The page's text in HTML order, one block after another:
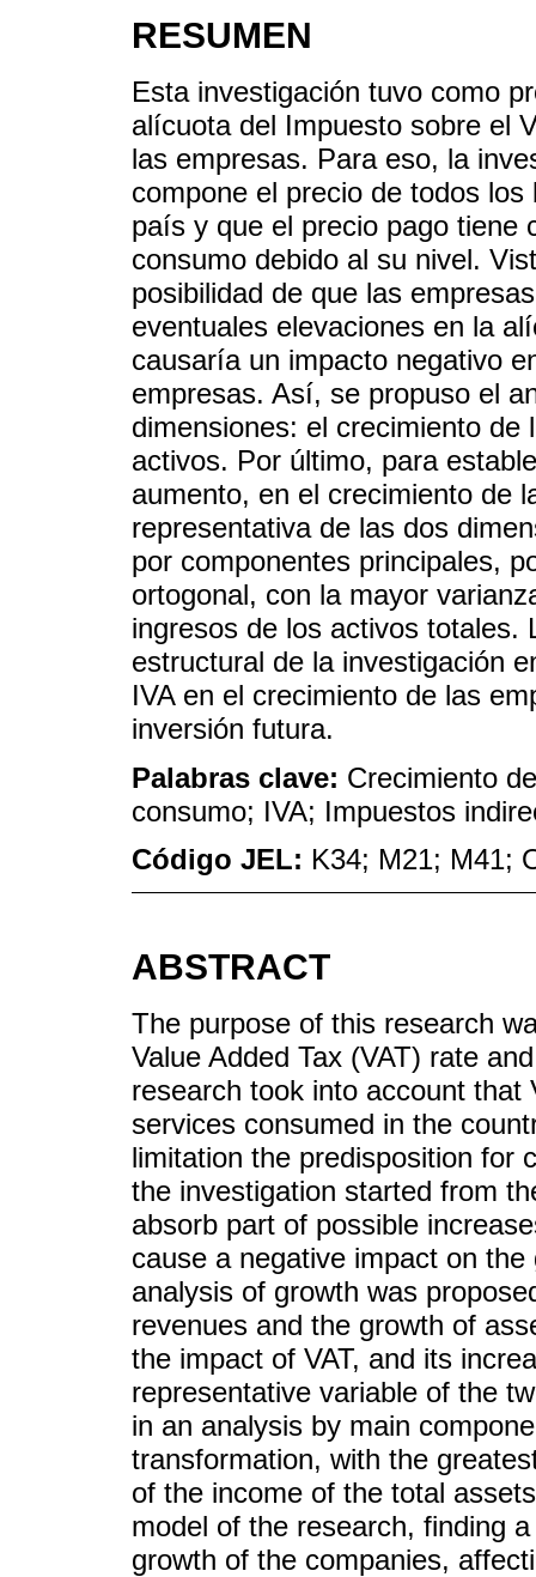
RESUMEN
Esta investigación tuvo como
alícuota del Impuesto sobre el
las empresas. Para eso, la
compone el precio de todos
país y que el precio pago tiene
consumo debido al su nivel.
posibilidad de que las
eventuales elevaciones en la
causaría un impacto negativo
empresas. Así, se propuso el
dimensiones: el crecimiento
activos. Por último, para
aumento, en el crecimiento de
representativa de las dos
por componentes principales,
ortogonal, con la mayor
ingresos de los activos totales.
estructural de la investigación
IVA en el crecimiento de las
inversión futura.
Palabras clave: Crecimiento
consumo; IVA; Impuestos
Código JEL: K34; M21; M41;
ABSTRACT
The purpose of this research
Value Added Tax (VAT) rate
research took into account that
services consumed in the
limitation the predisposition for
the investigation started from
absorb part of possible
cause a negative impact on
analysis of growth was
revenues and the growth of
the impact of VAT, and its
representative variable of the
in an analysis by main
transformation, with the
of the income of the total
model of the research, finding
growth of the companies,